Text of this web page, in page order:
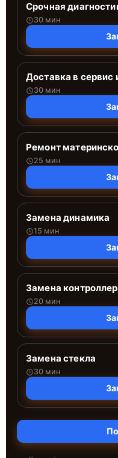
Срочная
30 мин
Доставка в сервис
30 мин
Ремонт
25 мин
Замена динамика
15 мин
Замена
20 мин
Замена стекла
30 мин